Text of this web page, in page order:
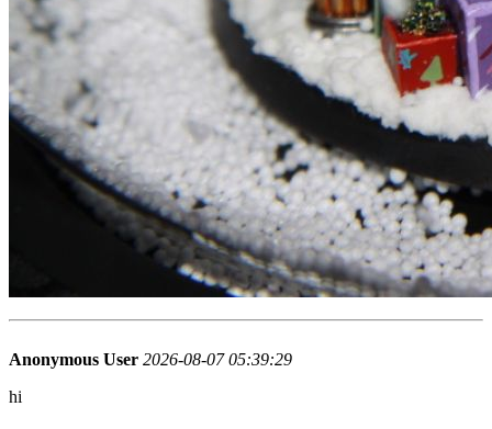
Anonymous User 2026-08-07 05:39:29
hi